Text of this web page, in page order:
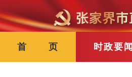
首 页 时政要闻